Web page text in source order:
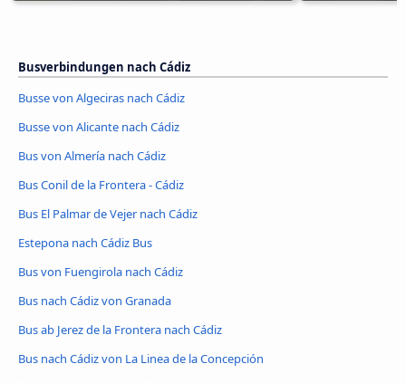
Busverbindungen nach Cádiz
Busse von Algeciras nach Cádiz
Busse von Alicante nach Cádiz
Bus von Almería nach Cádiz
Bus Conil de la Frontera - Cádiz
Bus El Palmar de Vejer nach Cádiz
Estepona nach Cádiz Bus
Bus von Fuengirola nach Cádiz
Bus nach Cádiz von Granada
Bus ab Jerez de la Frontera nach Cádiz
Bus nach Cádiz von La Linea de la Concepción